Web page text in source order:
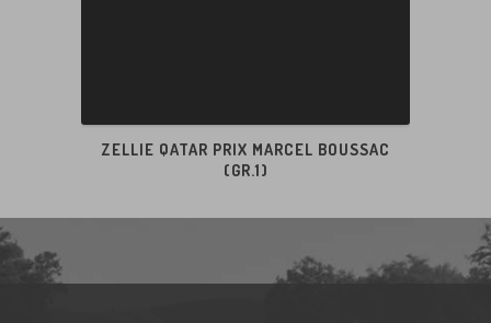
ZELLIE QATAR PRIX MARCEL BOUSSAC
(GR.1)